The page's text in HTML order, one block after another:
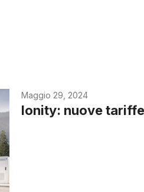
Maggio 29, 2024
Ionity: nuove